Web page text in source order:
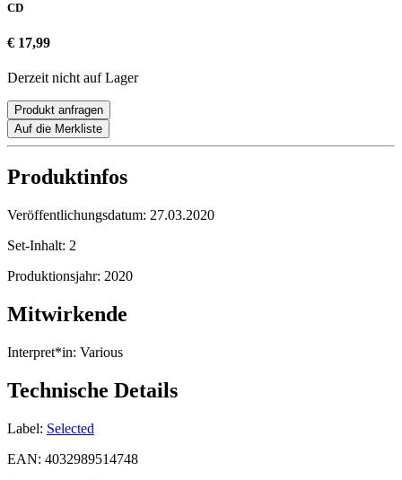
CD
€ 17,99
Derzeit nicht auf Lager
Produkt anfragen
Auf die Merkliste
Produktinfos
Veröffentlichungsdatum: 27.03.2020
Set-Inhalt: 2
Produktionsjahr: 2020
Mitwirkende
Interpret*in: Various
Technische Details
Label: Selected
EAN: 4032989514748